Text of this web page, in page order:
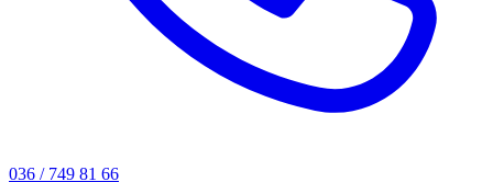
036 / 749 81 66